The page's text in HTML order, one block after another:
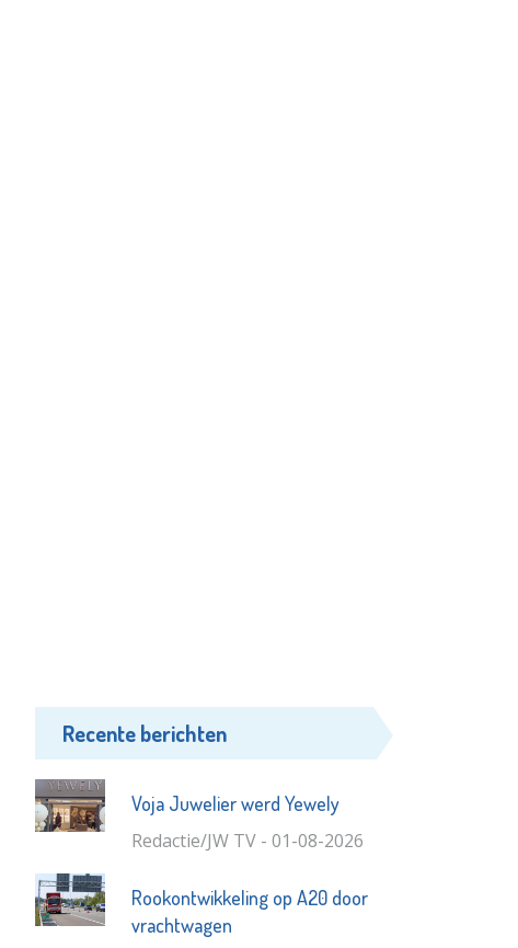
Recente berichten
Voja Juwelier werd Yewely
Redactie/JW TV - 01-08-2026
Rookontwikkeling op A20 door
vrachtwagen